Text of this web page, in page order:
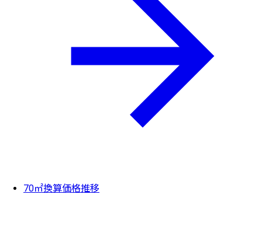
70㎡換算価格推移